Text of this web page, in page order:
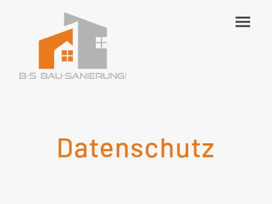
Datenschutz